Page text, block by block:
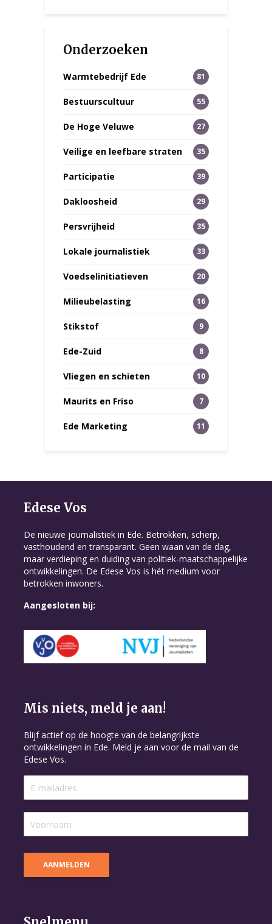
Onderzoeken
Warmtebedrijf Ede 81
Bestuurscultuur 55
De Hoge Veluwe 27
Veilige en leefbare straten 35
Participatie 39
Dakloosheid 29
Persvrijheid 35
Lokale journalistiek 33
Voedselinitiatieven 20
Milieubelasting 16
Stikstof 9
Ede-Zuid 8
Vliegen en schieten 10
Maurits en Friso 7
Ede Marketing 11
Edese Vos
De nieuwe journalistiek in Ede. Betrokken, scherp,
vasthoudend en transparant. Geen waan van de dag,
maar verdieping en duiding van politiek-maatschappelijke
ontwikkelingen. De Edese Vos is hét medium voor
betrokken inwoners.
Aangesloten bij:
Mis niets, meld je aan!
Blijf actief op de hoogte van de belangrijkste
ontwikkelingen in Ede. Meld je aan voor de mail van de
Edese Vos.